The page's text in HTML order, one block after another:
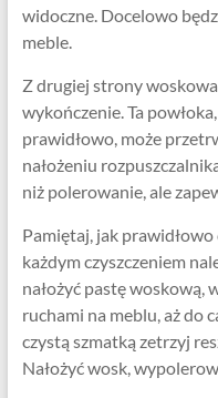
widoczne. Docelowo
meble.
Z drugiej strony
wykończenie. Ta
prawidłowo, może
nałożeniu
niż polerowanie, ale
Pamiętaj, jak
każdym czyszczeniem
nałożyć pastę woskową,
ruchami na meblu, aż do
czystą szmatką zetrzyj
Nałożyć wosk,